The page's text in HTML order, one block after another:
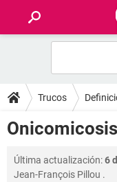
FOROS
SALUD
FAMILIA
Trucos
Última actualización:6
Jean-François Pillou .